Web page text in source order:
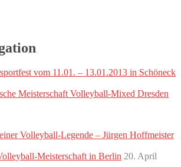
vom 11.01. – 13.01.2013 in Schöneck
Meisterschaft Volleyball-Mixed Dresden
Volleyball-Legende – Jürgen Hoffmeister
Meisterschaft in Berlin 20. April